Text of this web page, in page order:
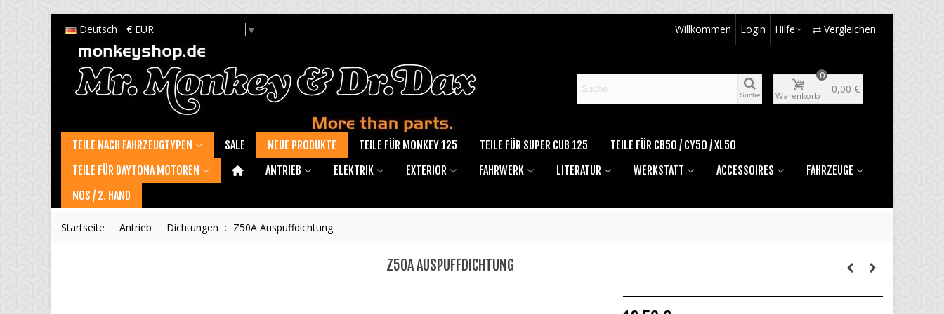
Deutsch € EUR ▼ Willkommen Login Hilfe Vergleichen
Suche Warenkorb
0
- 0,00 €
TEILE NACH FAHRZEUGTYPEN SALE NEUE PRODUKTE TEILE FÜR MONKEY 125 TEILE FÜR SUPER CUB 125
TEILE FÜR CB50 / CY50 / XL50
TEILE FÜR DAYTONA MOTOREN
ANTRIEB ELEKTRIK EXTERIOR FAHRWERK LITERATUR WERKSTATT ACCESSOIRES
FAHRZEUGE
NOS / 2. HAND
Startseite : Antrieb : Dichtungen : Z50A Auspuffdichtung
Z50A AUSPUFFDICHTUNG